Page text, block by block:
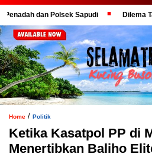
dan Polsek Sapudi Dilema Tafsir
Home / Politik
Ketika Kasatpol PP di
Menertibkan Baliho